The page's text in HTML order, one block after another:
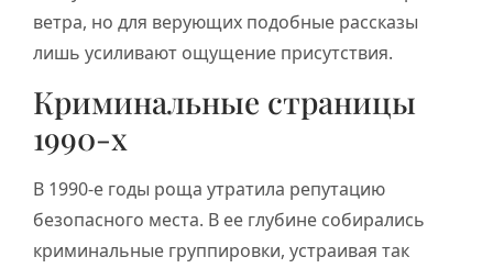
ветра, но для верующих подобные рассказы
лишь усиливают ощущение присутствия.
Криминальные страницы
1990-х
В 1990-е годы роща утратила репутацию
безопасного места. В ее глубине собирались
криминальные группировки, устраивая так